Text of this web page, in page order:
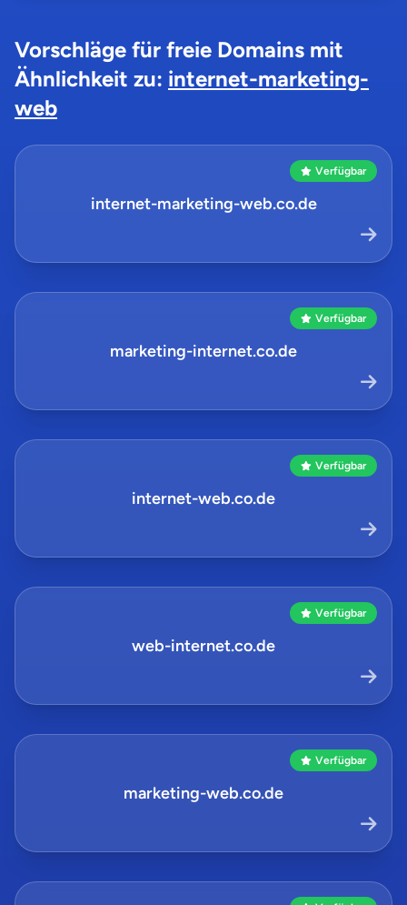
Vorschläge für freie Domains mit
Ähnlichkeit zu: internet-marketing-
web
Verfügbar
internet-marketing-web.co.de
Verfügbar
marketing-internet.co.de
Verfügbar
internet-web.co.de
Verfügbar
web-internet.co.de
Verfügbar
marketing-web.co.de